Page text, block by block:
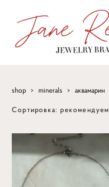
shop > minerals > аквамарин
Сортировка: рекомендуем